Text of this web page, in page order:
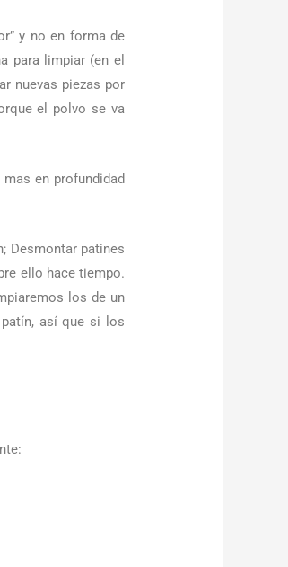
y no en forma de
para limpiar (en el
nuevas piezas por
el polvo se va
en profundidad
Desmontar patines
ello hace tiempo.
los de un
así que si los